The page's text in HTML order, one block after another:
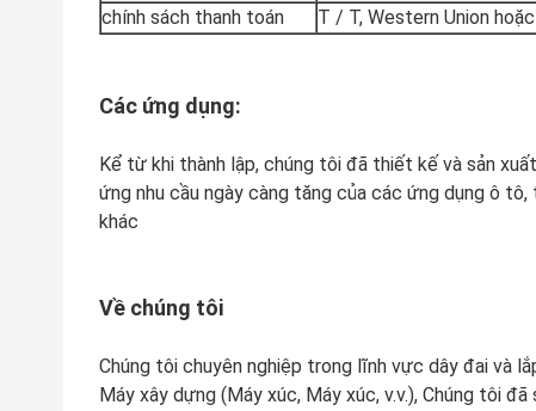
chính sách thanh toán
T / T, Western Union
Các ứng dụng:
Kể từ khi thành lập, chúng tôi đã thiết kế và sản
ứng nhu cầu ngày càng tăng của các ứng dụng ô
khác
Về chúng tôi
Chúng tôi chuyên nghiệp trong lĩnh vực dây đai và
Máy xây dựng (Máy xúc, Máy xúc, v.v.), Chúng tôi